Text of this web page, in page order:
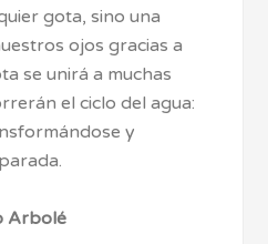
gota, sino una
ojos gracias a
se unirá a muchas
el ciclo del agua:
y
Arbolé